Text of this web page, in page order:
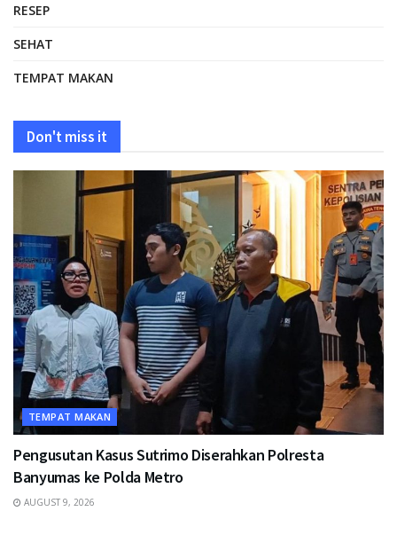
RESEP
SEHAT
TEMPAT MAKAN
Don't miss it
TEMPAT MAKAN
Pengusutan Kasus Sutrimo Diserahkan Polresta
Banyumas ke Polda Metro
AUGUST 9, 2026